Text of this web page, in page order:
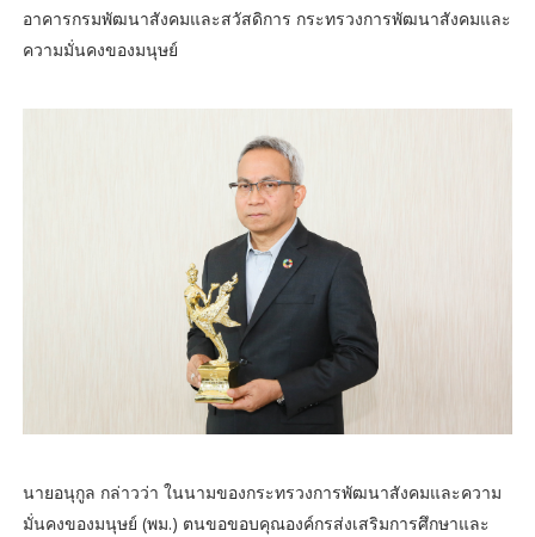
อาคารกรมพัฒนาสังคมและสวัสดิการ กระทรวงการพัฒนาสังคมและ
ความมั่นคงของมนุษย์
นายอนุกูล กล่าวว่า ในนามของกระทรวงการพัฒนาสังคมและความ
มั่นคงของมนุษย์ (พม.) ตนขอขอบคุณองค์กรส่งเสริมการศึกษาและ